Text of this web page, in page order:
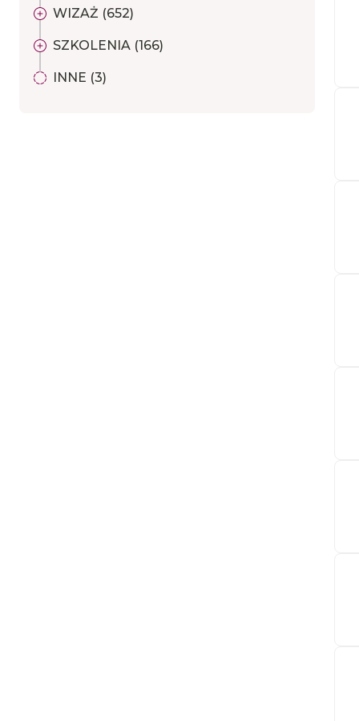
WIZAŻ (652)
SZKOLENIA (166)
INNE (3)